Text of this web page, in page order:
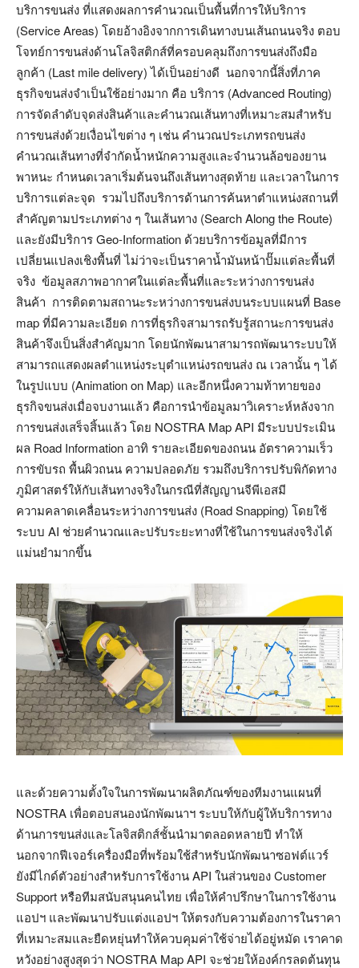
บริการขนส่ง ที่แสดงผลการคำนวณเป็นพื้นที่การให้บริการ
(Service Areas) โดยอ้างอิงจากการเดินทางบนเส้นถนนจริง ตอบ
โจทย์การขนส่งด้านโลจิสติกส์ที่ครอบคลุมถึงการขนส่งถึงมือ
ลูกค้า (Last mile delivery) ได้เป็นอย่างดี นอกจากนี้สิ่งที่ภาค
ธุรกิจขนส่งจำเป็นใช้อย่างมาก คือ บริการ (Advanced Routing)
การจัดลำดับจุดส่งสินค้าและคำนวณเส้นทางที่เหมาะสมสำหรับ
การขนส่งด้วยเงื่อนไขต่าง ๆ เช่น คำนวณประเภทรถขนส่ง
คำนวณเส้นทางที่จำกัดน้ำหนักความสูงและจำนวนล้อของยาน
พาหนะ กำหนดเวลาเริ่มต้นจนถึงเส้นทางสุดท้าย และเวลาในการ
บริการแต่ละจุด รวมไปถึงบริการด้านการค้นหาตำแหน่งสถานที่
สำคัญตามประเภทต่าง ๆ ในเส้นทาง (Search Along the Route)
และยังมีบริการ Geo-Information ด้วยบริการข้อมูลที่มีการ
เปลี่ยนแปลงเชิงพื้นที่ ไม่ว่าจะเป็นราคาน้ำมันหน้าปั๊มแต่ละพื้นที่
จริง ข้อมูลสภาพอากาศในแต่ละพื้นที่และระหว่างการขนส่ง
สินค้า การติดตามสถานะระหว่างการขนส่งบนระบบแผนที่ Base
map ที่มีความละเอียด การที่ธุรกิจสามารถรับรู้สถานะการขนส่ง
สินค้าจึงเป็นสิ่งสำคัญมาก โดยนักพัฒนาสามารถพัฒนาระบบให้
สามารถแสดงผลตำแหน่งระบุตำแหน่งรถขนส่ง ณ เวลานั้น ๆ ได้
ในรูปแบบ (Animation on Map) และอีกหนึ่งความท้าทายของ
ธุรกิจขนส่งเมื่อจบงานแล้ว คือการนำข้อมูลมาวิเคราะห์หลังจาก
การขนส่งเสร็จสิ้นแล้ว โดย NOSTRA Map API มีระบบประเมิน
ผล Road Information อาทิ รายละเอียดของถนน อัตราความเร็ว
การขับรถ พื้นผิวถนน ความปลอดภัย รวมถึงบริการปรับพิกัดทาง
ภูมิศาสตร์ให้กับเส้นทางจริงในกรณีที่สัญญานจีพีเอสมี
ความคลาดเคลื่อนระหว่างการขนส่ง (Road Snapping) โดยใช้
ระบบ AI ช่วยคำนวณและปรับระยะทางที่ใช้ในการขนส่งจริงได้
แม่นยำมากขึ้น
และด้วยความตั้งใจในการพัฒนาผลิตภัณฑ์ของทีมงานแผนที่
NOSTRA เพื่อตอบสนองนักพัฒนาฯ ระบบให้กับผู้ให้บริการทาง
ด้านการขนส่งและโลจิสติกส์ชั้นนำมาตลอดหลายปี ทำให้
นอกจากฟีเจอร์เครื่องมือที่พร้อมใช้สำหรับนักพัฒนาซอฟต์แวร์
ยังมีไกด์ตัวอย่างสำหรับการใช้งาน API ในส่วนของ Customer
Support หรือทีมสนับสนุนคนไทย เพื่อให้คำปรึกษาในการใช้งาน
แอปฯ และพัฒนาปรับแต่งแอปฯ ให้ตรงกับความต้องการในราคา
ที่เหมาะสมและยืดหยุ่นทำให้ควบคุมค่าใช้จ่ายได้อยู่หมัด เราคาด
หวังอย่างสูงสุดว่า NOSTRA Map API จะช่วยให้องค์กรลดต้นทุน